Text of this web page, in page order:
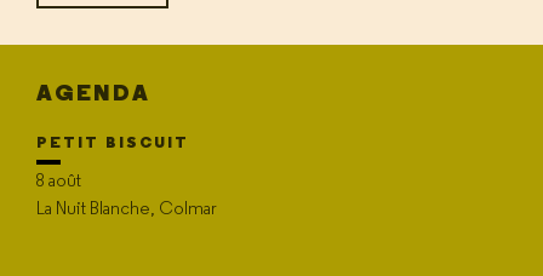
AGENDA
PETIT BISCUIT
8 août
La Nuit Blanche, Colmar